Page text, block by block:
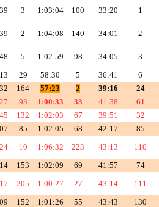
3 1:03:04 100 33:20 1
2 1:04:08 140 34:01 2
5 1:02:59 98 34:05 3
29 58:30 5 36:41 6
164 57:23 2 39:16 24
93 1:00:33 33 41:38 61
132 1:02:03 67 39:51 32
85 1:02:05 68 42:17 85
10 1:06:32 223 43:13 110
153 1:02:09 69 41:57 74
205 1:00:27 27 43:14 111
152 1:01:26 55 43:43 130